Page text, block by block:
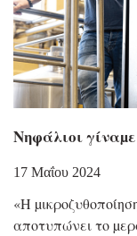
Νηφάλιοι
17 Μαΐου 2024
«Η
αποτυπώνει το